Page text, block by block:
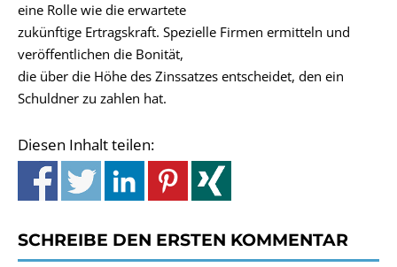
eine Rolle wie die erwartete
zukünftige Ertragskraft. Spezielle Firmen ermitteln und
veröffentlichen die Bonität,
die über die Höhe des Zinssatzes entscheidet, den ein
Schuldner zu zahlen hat.
Diesen Inhalt teilen:
SCHREIBE DEN ERSTEN KOMMENTAR